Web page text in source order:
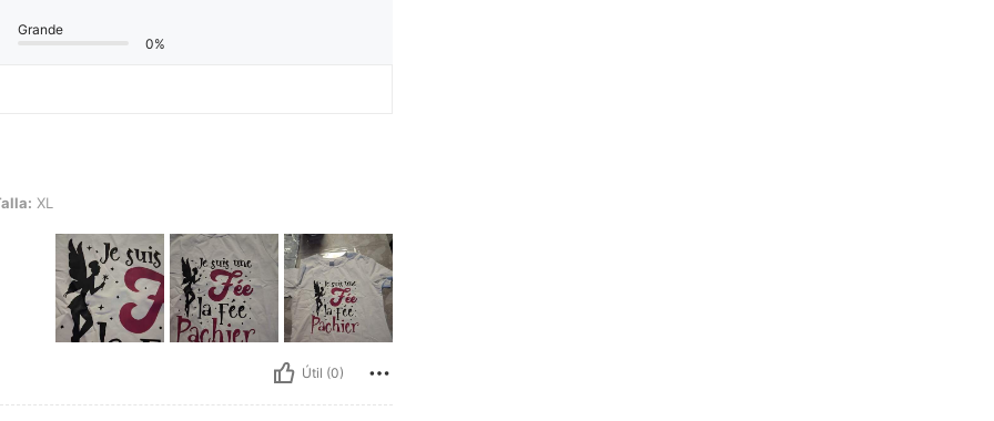
Grande
0%
XL
Útil (0)